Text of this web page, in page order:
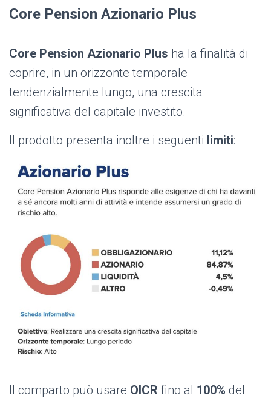
Core Pension Azionario Plus
Core Pension Azionario Plus ha la finalità di
coprire, in un orizzonte temporale
tendenzialmente lungo, una crescita
significativa del capitale investito.
Il prodotto presenta inoltre i seguenti limiti:
Il comparto può usare OICR fino al 100% del